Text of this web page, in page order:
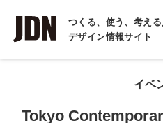
つくる、使う、考え
デザイン情報サイト
INTERVIEW
インタビュー
イベ
Tokyo